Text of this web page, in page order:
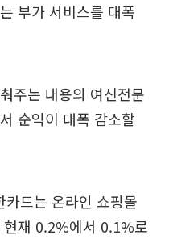
부가 서비스를 대폭
주는 내용의 여신전문
순익이 대폭 감소할
드는 온라인 쇼핑몰
재 0.2%에서 0.1%로